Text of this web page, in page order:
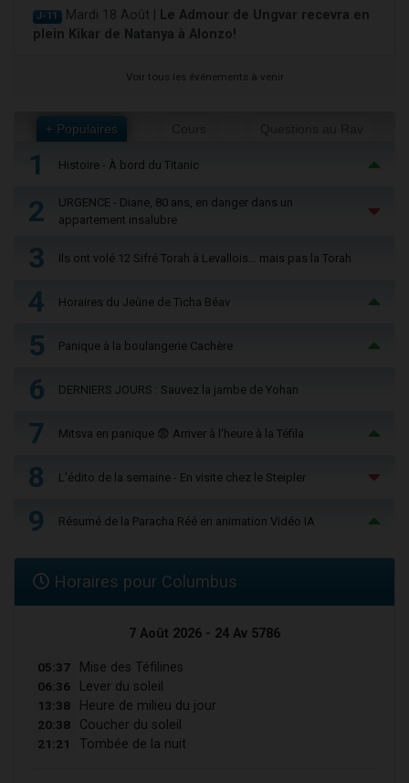
J-11 Mardi 18 Août |
Le Admour de Ungvar recevra en
plein Kikar de Natanya à Alonzo!
Voir tous les événements à venir
+ Populaires
1 Histoire - À bord du Titanic
2
URGENCE - Diane, 80 ans, en danger dans un
appartement insalubre
3 Ils ont volé 12 Sifré Torah à Levallois… mais pas la Torah
4 Horaires du Jeûne de Ticha Béav
5 Panique à la boulangerie Cachère
6 DERNIERS JOURS : Sauvez la jambe de Yohan
7 Mitsva en panique 😨 Arriver à l'heure à la Téfila
8 L'édito de la semaine - En visite chez le Steipler
9 Résumé de la Paracha Réé en animation Vidéo IA
Horaires pour Columbus
7 Août 2026 - 24 Av 5786
05:37 Mise des Téfilines
06:36 Lever du soleil
13:38 Heure de milieu du jour
20:38 Coucher du soleil
21:21 Tombée de la nuit